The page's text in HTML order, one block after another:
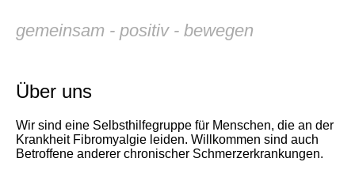
gemeinsam - positiv - bewegen
Über uns
Wir sind eine Selbsthilfegruppe für Menschen, die an der
Krankheit Fibromyalgie leiden. Willkommen sind auch
Betroffene anderer chronischer Schmerzerkrankungen.